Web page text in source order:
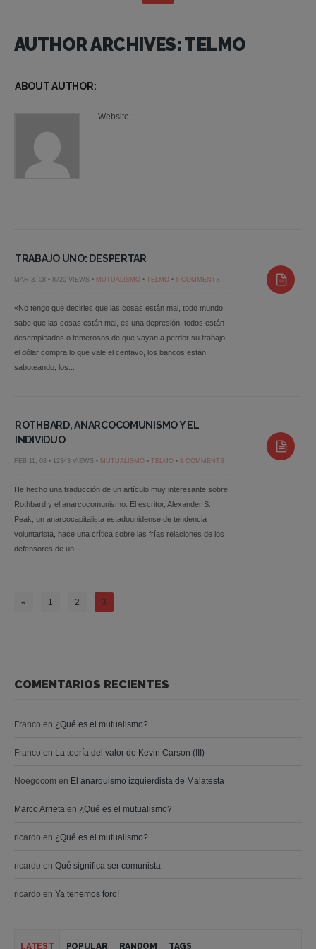
AUTHOR ARCHIVES: TELMO
ABOUT AUTHOR:
Website:
TRABAJO UNO: DESPERTAR
MAR 3, 08 • 8720 VIEWS • MUTUALISMO • TELMO • 6 COMMENTS
«No tengo que decirles que las cosas están mal, todo mundo
sabe que las cosas están mal, es una depresión, todos están
desempleados o temerosos de que vayan a perder su trabajo,
el dólar compra lo que vale el centavo, los bancos están
saboteando, los...
ROTHBARD, ANARCOCOMUNISMO Y EL
INDIVIDUO
FEB 11, 08 • 12343 VIEWS • MUTUALISMO • TELMO • 9 COMMENTS
He hecho una traducción de un artículo muy interesante sobre
Rothbard y el anarcocomunismo. El escritor, Alexander S.
Peak, un anarcocapitalista estadounidense de tendencia
voluntarista, hace una crítica sobre las frías relaciones de los
defensores de un...
« 1 2 3
COMENTARIOS RECIENTES
Franco en ¿Qué es el mutualismo?
Franco en La teoría del valor de Kevin Carson (III)
Noegocom en El anarquismo izquierdista de Malatesta
Marco Arrieta en ¿Qué es el mutualismo?
ricardo en ¿Qué es el mutualismo?
ricardo en Qué significa ser comunista
ricardo en Ya tenemos foro!
LATEST POPULAR RANDOM TAGS